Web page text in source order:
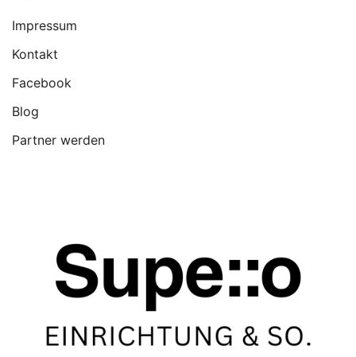
Impressum
Kontakt
Facebook
Blog
Partner werden